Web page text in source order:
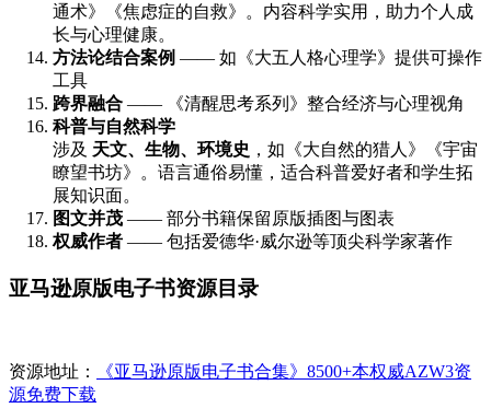
通术》《焦虑症的自救》。内容科学实用，助力个人成
长与心理健康。
方法论结合案例 —— 如《大五人格心理学》提供可操作
工具
跨界融合 —— 《清醒思考系列》整合经济与心理视角
科普与自然科学
涉及 天文、生物、环境史 ，如《大自然的猎人》《宇宙
瞭望书坊》。语言通俗易懂，适合科普爱好者和学生拓
展知识面。
图文并茂 —— 部分书籍保留原版插图与图表
权威作者 —— 包括爱德华·威尔逊等顶尖科学家著作
亚马逊原版电子书资源目录
资源地址：
《亚马逊原版电子书合集》8500+本权威AZW3资
源免费下载